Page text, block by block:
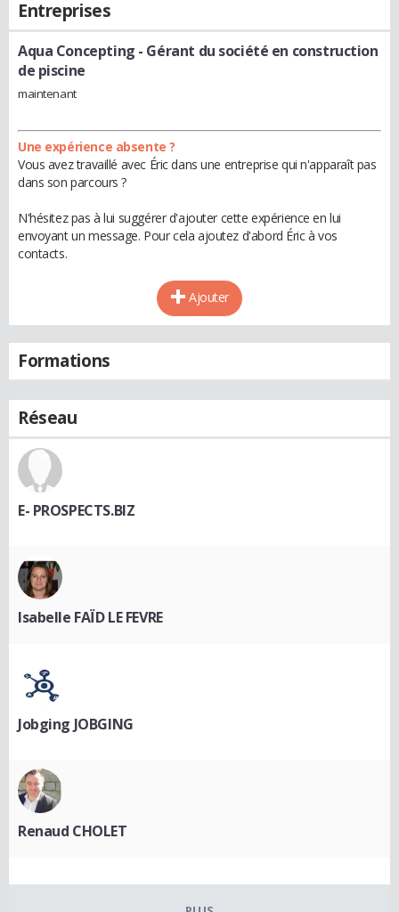
Entreprises
Aqua Concepting - Gérant du société en construction
de piscine
maintenant
Une expérience absente ?
Vous avez travaillé avec Éric dans une entreprise qui n'apparaît pas
dans son parcours ?
N'hésitez pas à lui suggérer d'ajouter cette expérience en lui
envoyant un message. Pour cela ajoutez d'abord Éric à vos
contacts.
Ajouter
Formations
Réseau
E- PROSPECTS.BIZ
Isabelle FAÏD LE FEVRE
Jobging JOBGING
Renaud CHOLET